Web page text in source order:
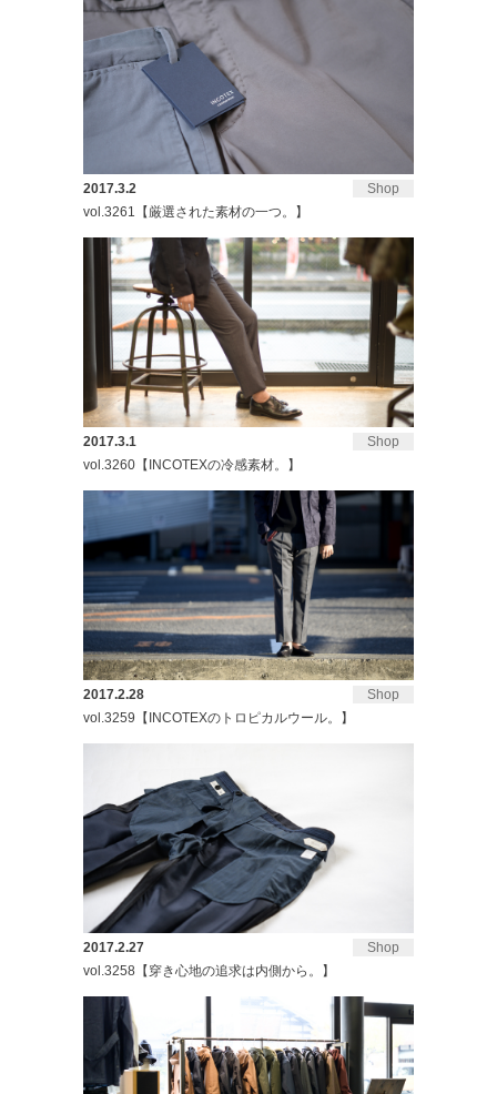
Shop
2017.3.2
vol.3261【厳選された素材の一つ。】
Shop
2017.3.1
vol.3260【INCOTEXの冷感素材。】
Shop
2017.2.28
vol.3259【INCOTEXのトロピカルウール。】
Shop
2017.2.27
vol.3258【穿き心地の追求は内側から。】